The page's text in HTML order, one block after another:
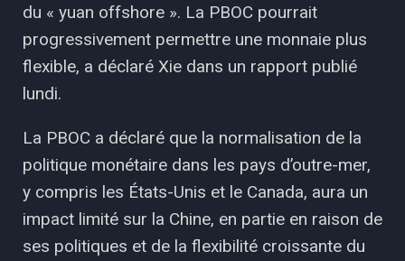
du « yuan offshore ». La PBOC pourrait
progressivement permettre une monnaie plus
flexible, a déclaré Xie dans un rapport publié
lundi.
La PBOC a déclaré que la normalisation de la
politique monétaire dans les pays d’outre-mer,
y compris les États-Unis et le Canada, aura un
impact limité sur la Chine, en partie en raison de
ses politiques et de la flexibilité croissante du